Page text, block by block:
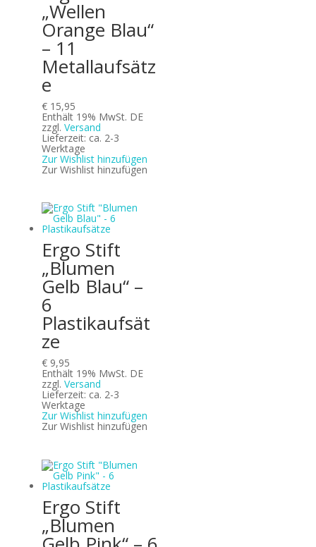
„Wellen
Orange Blau“
– 11
Metallaufsätz
e
€15,95
Enthält 19% MwSt. DE
zzgl. Versand
Lieferzeit: ca. 2-3
Werktage
Zur Wishlist hinzufügen
Zur Wishlist hinzufügen
Ergo Stift
„Blumen
Gelb Blau“ –
6
Plastikaufsät
ze
€9,95
Enthält 19% MwSt. DE
zzgl. Versand
Lieferzeit: ca. 2-3
Werktage
Zur Wishlist hinzufügen
Zur Wishlist hinzufügen
Ergo Stift
„Blumen